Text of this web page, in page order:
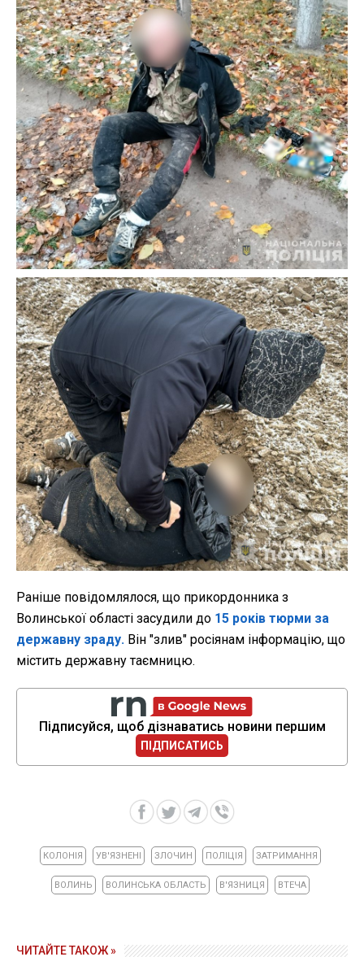
Раніше повідомлялося, що прикордонника з
Волинської області засудили до 15 років тюрми за
державну зраду. Він "злив" росіянам інформацію, що
містить державну таємницю.
Підписуйся, щоб дізнаватись новини першим
ПІДПИСАТИСЬ
КОЛОНІЯ УВ'ЯЗНЕНІ ЗЛОЧИН ПОЛІЦІЯ ЗАТРИМАННЯ
ВОЛИНЬ ВОЛИНСЬКА ОБЛАСТЬ В'ЯЗНИЦЯ ВТЕЧА
ЧИТАЙТЕ ТАКОЖ »